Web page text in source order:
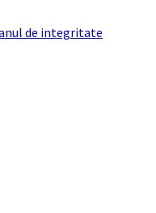
de integritate